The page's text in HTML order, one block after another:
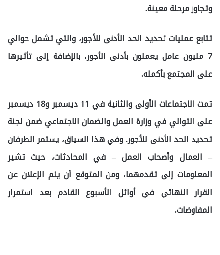
وتجاوز مرحلة معينة.
تتابع عمليات تحديد الحد الأدنى للأجور، والتي تشمل حوالي
7 مليون عامل يعملون بأدنى الأجور، بالإضافة إلى تأثيرها
على المجتمع بأكمله.
تمت الاجتماعات الأولى والثانية في 11 ديسمبر و18 ديسمبر
على التوالي في وزارة العمل والضمان الاجتماعي ضمن لجنة
تحديد الحد الأدنى للأجور. وفي هذا السياق، يستمر الطرفان
– العمال وأصحاب العمل – في المحادثات، حيث تشير
المعلومات إلى تقدمهما، ومن المتوقع أن يتم الإعلان عن
القرار النهائي في أوائل الأسبوع القادم بعد استمرار
المفاوضات.